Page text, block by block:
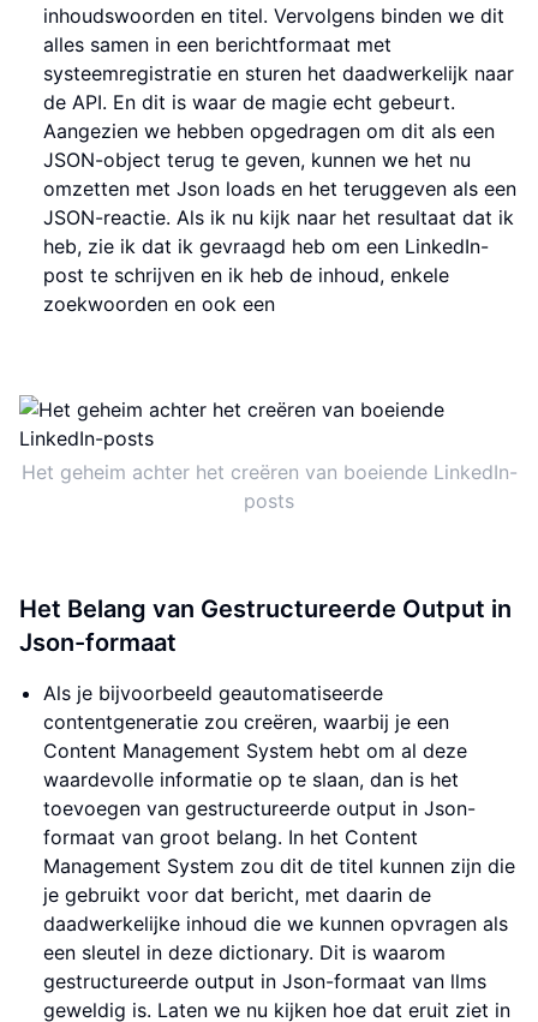
inhoudswoorden en titel. Vervolgens binden we dit
alles samen in een berichtformaat met
systeemregistratie en sturen het daadwerkelijk naar
de API. En dit is waar de magie echt gebeurt.
Aangezien we hebben opgedragen om dit als een
JSON-object terug te geven, kunnen we het nu
omzetten met Json loads en het teruggeven als een
JSON-reactie. Als ik nu kijk naar het resultaat dat ik
heb, zie ik dat ik gevraagd heb om een LinkedIn-
post te schrijven en ik heb de inhoud, enkele
zoekwoorden en ook een
Het geheim achter het creëren van boeiende LinkedIn-
posts
Het Belang van Gestructureerde Output in
Json-formaat
Als je bijvoorbeeld geautomatiseerde
contentgeneratie zou creëren, waarbij je een
Content Management System hebt om al deze
waardevolle informatie op te slaan, dan is het
toevoegen van gestructureerde output in Json-
formaat van groot belang. In het Content
Management System zou dit de titel kunnen zijn die
je gebruikt voor dat bericht, met daarin de
daadwerkelijke inhoud die we kunnen opvragen als
een sleutel in deze dictionary. Dit is waarom
gestructureerde output in Json-formaat van llms
geweldig is. Laten we nu kijken hoe dat eruit ziet in